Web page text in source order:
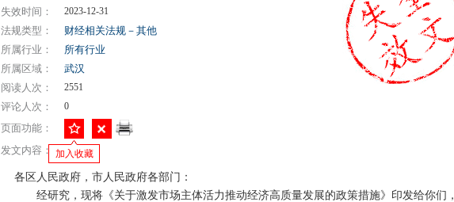
失效时间： 2023-12-31
法规类型：
财经相关法规－其他
所属行业：
所有行业
所属区域：
武汉
阅读人次：
2551
评论人次： 0
页面功能：
加入收藏
发文内容：
各区人民政府，市人民政府各部门：
经研究，现将《关于激发市场主体活力推动经济高质量发展的政策措施》印发给你们，